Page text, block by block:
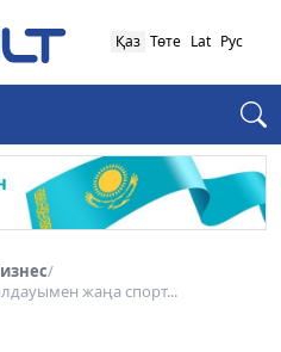
Қаз Төте Lat Рус
/
жаңа спорт...